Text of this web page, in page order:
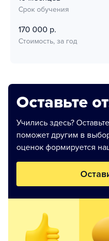
Срок обучения
170 000 р.
Стоимость, за год
Оставьте
Учились здесь?
поможет другим в
оценок формируется